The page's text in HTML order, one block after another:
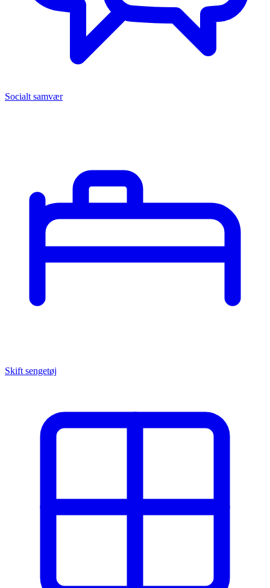
Socialt samvær
Skift sengetøj